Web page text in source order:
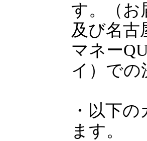
す。（お
及び名古
マネー
イ）での
・以下
ます。